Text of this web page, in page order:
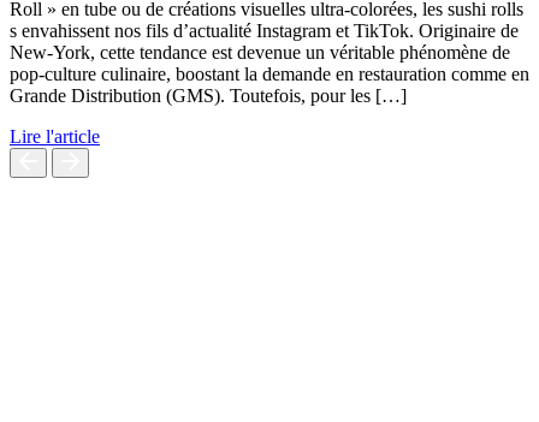
Roll » en tube ou de créations visuelles ultra-colorées, les sushi rolls
s envahissent nos fils d’actualité Instagram et TikTok. Originaire de
New-York, cette tendance est devenue un véritable phénomène de
pop-culture culinaire, boostant la demande en restauration comme en
Grande Distribution (GMS). Toutefois, pour les […]
Lire l'article